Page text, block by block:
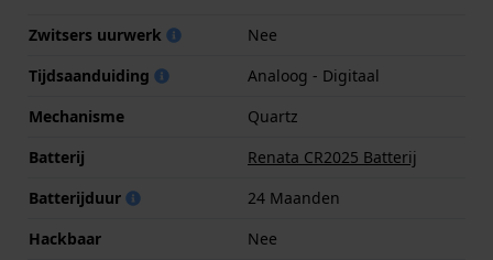
Zwitsers uurwerk
Nee
Tijdsaanduiding
Analoog - Digitaal
Mechanisme
Quartz
Batterij
Renata CR2025 Batterij
Batterijduur
24 Maanden
Hackbaar
Nee